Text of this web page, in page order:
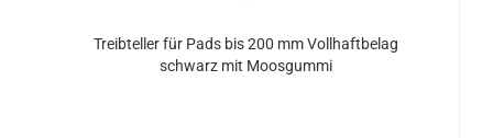
Treibteller für Pads bis 200 mm Vollhaftbelag
schwarz mit Moosgummi